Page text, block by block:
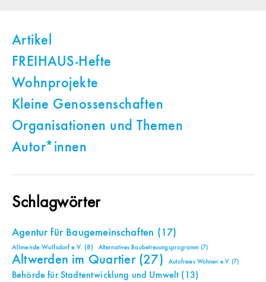
Artikel
FREIHAUS-Hefte
Wohnprojekte
Kleine Genossenschaften
Organisationen und Themen
Autor*innen
Schlagwörter
Agentur für Baugemeinschaften (17)
Allmende Wulfsdorf e.V. (8) Alternatives Baubetreuungsprogramm (7)
Altwerden im Quartier(27) Autofreies Wohnen e.V. (7)
Behörde für Stadtentwicklung und Umwelt (13)